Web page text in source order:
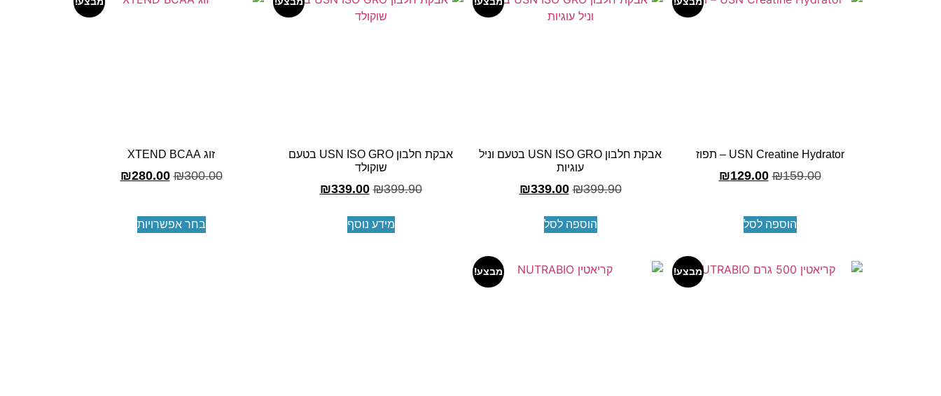
USN Creatine Hydrator – תפוז
₪159.00
₪129.00
הוספה לסל
אבקת חלבון USN ISO GRO בטעם וניל
עוגיות
₪399.90
₪339.00
הוספה לסל
אבקת חלבון USN ISO GRO בטעם
שוקולד
₪399.90
₪339.00
מידע נוסף
זוג XTEND BCAA
₪300.00
₪280.00
בחר אפשרויות
מבצע! מבצע!